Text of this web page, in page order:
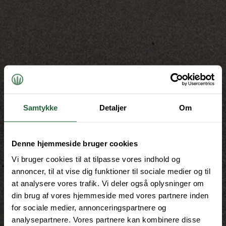
Samtykke Detaljer Om
Denne hjemmeside bruger cookies
Vi bruger cookies til at tilpasse vores indhold og
annoncer, til at vise dig funktioner til sociale medier og til
at analysere vores trafik. Vi deler også oplysninger om
din brug af vores hjemmeside med vores partnere inden
for sociale medier, annonceringspartnere og
analysepartnere. Vores partnere kan kombinere disse